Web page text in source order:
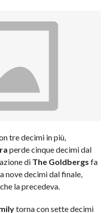
tre decimi in più,
perde cinque decimi dal
di The Goldbergs fa
nove decimi dal finale,
la precedeva.
torna con sette decimi